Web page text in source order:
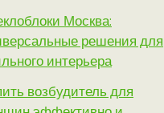
Москва:
решения для
интерьера
возбудитель для